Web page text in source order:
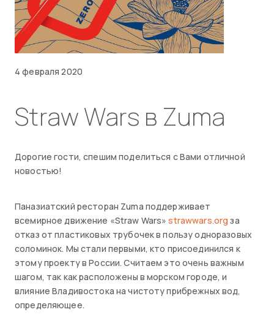
4 февраля 2020
Straw Wars в Zuma
Дорогие гости, спешим поделиться с Вами отличной
новостью!
Паназиатский ресторан Zuma поддерживает
всемирное движение «Straw Wars»strawwars.org за
отказ от пластиковых трубочек в пользу одноразовых
соломинок. Мы стали первыми, кто присоединился к
этому проекту в России. Считаем это очень важным
шагом, так как расположены в морском городе, и
влияние Владивостока на чистоту прибрежных вод,
определяющее.